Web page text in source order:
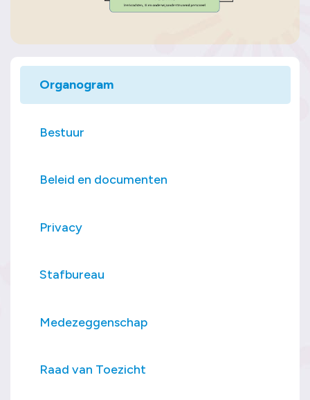
Organogram
Bestuur
Beleid en documenten
Privacy
Stafbureau
Medezeggenschap
Raad van Toezicht